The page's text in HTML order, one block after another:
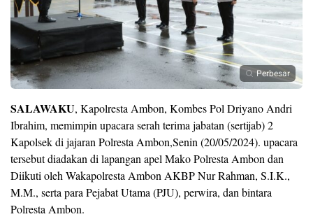
Perbesar
SALAWAKU, Kapolresta Ambon, Kombes Pol Driyano Andri
Ibrahim, memimpin upacara serah terima jabatan (sertijab) 2
Kapolsek di jajaran Polresta Ambon,Senin (20/05/2024). upacara
tersebut diadakan di lapangan apel Mako Polresta Ambon dan
Diikuti oleh Wakapolresta Ambon AKBP Nur Rahman, S.I.K.,
M.M., serta para Pejabat Utama (PJU), perwira, dan bintara
Polresta Ambon.